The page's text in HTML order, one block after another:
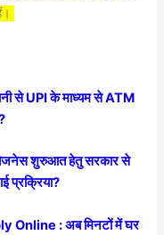
से UPI के माध्यम से ATM
शुरुआत हेतु सरकार से
प्रक्रिया?
: अब मिनटों में घर